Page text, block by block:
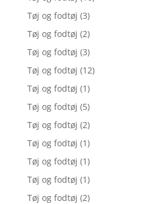
Tøj og fodtøj (3)
Tøj og fodtøj (2)
Tøj og fodtøj (3)
Tøj og fodtøj (12)
Tøj og fodtøj (1)
Tøj og fodtøj (5)
Tøj og fodtøj (2)
Tøj og fodtøj (1)
Tøj og fodtøj (1)
Tøj og fodtøj (1)
Tøj og fodtøj (2)